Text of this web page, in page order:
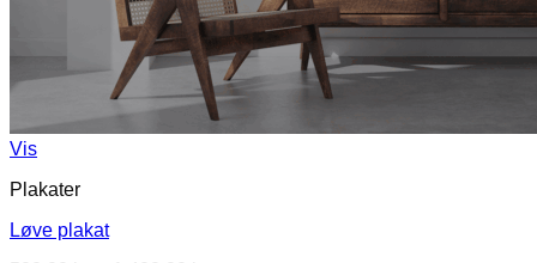
Vis
Plakater
Løve plakat